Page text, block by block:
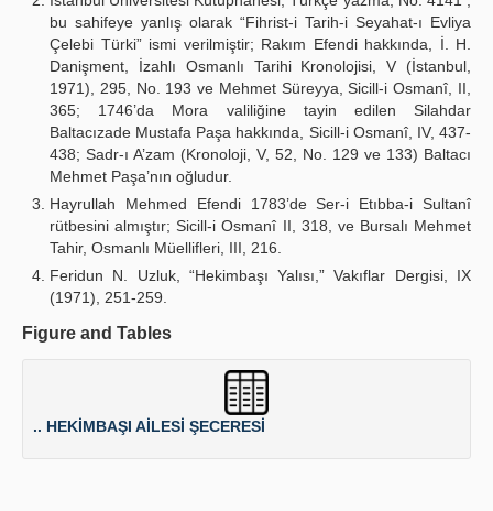
bu sahifeye yanlış olarak “Fihrist-i Tarih-i Seyahat-ı Evliya
Çelebi Türki” ismi verilmiştir; Rakım Efendi hakkında, İ. H.
Danişment, İzahlı Osmanlı Tarihi Kronolojisi, V (İstanbul,
1971), 295, No. 193 ve Mehmet Süreyya, Sicill-i Osmanî, II,
365; 1746’da Mora valiliğine tayin edilen Silahdar
Baltacızade Mustafa Paşa hakkında, Sicill-i Osmanî, IV, 437-
438; Sadr-ı A’zam (Kronoloji, V, 52, No. 129 ve 133) Baltacı
Mehmet Paşa’nın oğludur.
Hayrullah Mehmed Efendi 1783’de Ser-i Etıbba-i Sultanî
rütbesini almıştır; Sicill-i Osmanî II, 318, ve Bursalı Mehmet
Tahir, Osmanlı Müellifleri, III, 216.
Feridun N. Uzluk, “Hekimbaşı Yalısı,” Vakıflar Dergisi, IX
(1971), 251-259.
Figure and Tables
.. HEKİMBAŞI AİLESİ ŞECERESİ